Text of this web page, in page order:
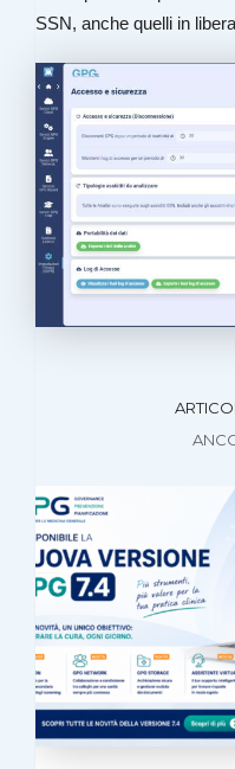
SSN, anche quelli in